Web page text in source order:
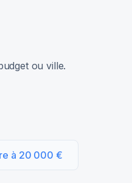
ou ville.
à 20 000 €